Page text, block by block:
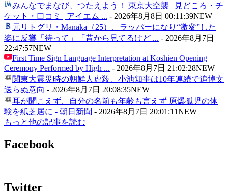
みんなでまなび、つたえよう！ 東京大空襲 | 見どころ・チ
ケット・口コミ | アイエム ... - 2026年8月8日 00:11:39NEW
元リトグリ・Manaka（25）、ラッパーになり“激変”した
姿に反響「待って」「昔から見てるけど ... - 2026年8月7日
22:47:57NEW
First Time Sign Language Interpretation at Koshien Opening
Ceremony Performed by High ... - 2026年8月7日 21:02:28NEW
関東大震災時の朝鮮人虐殺、小池知事は10年連続で追悼文
送らぬ意向 - 2026年8月7日 20:08:35NEW
耳が聞こえず、自分の名前も年齢も言えず 原爆孤児の体
験を紙芝居に - 朝日新聞 - 2026年8月7日 20:01:11NEW
もっと他の記事を読む
Facebook
Twitter